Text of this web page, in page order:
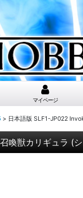
マイページ
> 日本語版 SLF1-JP022
喚獣カリギュラ (